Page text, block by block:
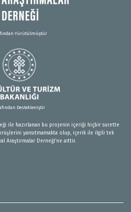
Yürütülmüştür
Destekleniştir
ile hazırlanan bu projenin içeriği hiçbir surette
yansıtmamakta olup, içerik ile ilgili tek
Araştırmalar Derneği’ne aittir.